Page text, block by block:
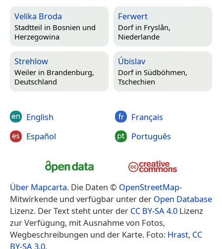
Velika Broda
Stadtteil in Bosnien und
Herzegowina
Ferwert
Dorf in Fryslân,
Niederlande
Strehlow
Weiler in Brandenburg,
Deutschland
Úbislav
Dorf in Südböhmen,
Tschechien
English
Español
Français
Português
Über Mapcarta. Die Daten © OpenStreetMap-
Mitwirkende und verfügbar unter der Open Database
Lizenz. Der Text steht unter der CC BY-SA 4.0 Lizenz
zur Verfügung, mit Ausnahme von Fotos,
Wegbeschreibungen und der Karte. Foto: Hrast, CC
BY-SA 3.0.